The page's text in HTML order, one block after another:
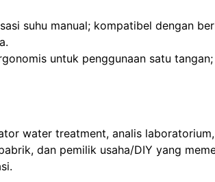
suhu manual; kompatibel dengan
untuk penggunaan satu
water treatment, analis
dan pemilik usaha/DIY yang